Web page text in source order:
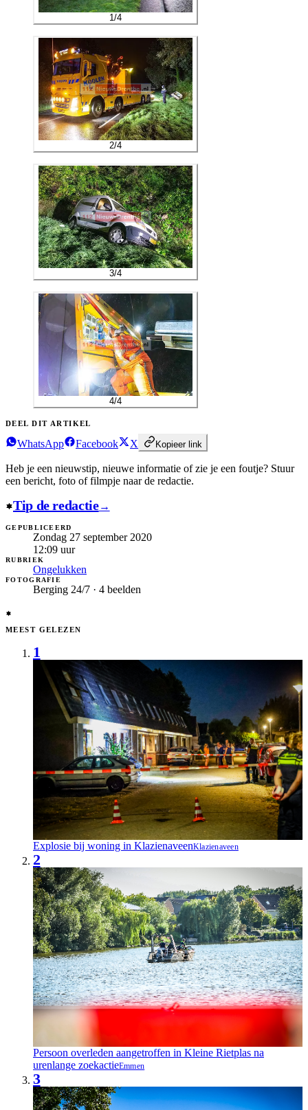
1 /4
2/4
3/4
4/4
DEEL DIT ARTIKEL
WhatsApp Facebook X Kopieer link
Heb je een nieuwstip, nieuwe informatie of zie je een foutje? Stuur
een bericht, foto of filmpje naar de redactie.
Tip de redactie→
GEPUBLICEERD
Zondag 27 september 2020
12:09 uur
RUBRIEK
Ongelukken
FOTOGRAFIE
Berging 24/7 · 4 beelden
MEEST GELEZEN
1
Explosie bij woning in KlazienaveenKlazienaveen
2
Persoon overleden aangetroffen in Kleine Rietplas na
urenlange zoekactieEmmen
3